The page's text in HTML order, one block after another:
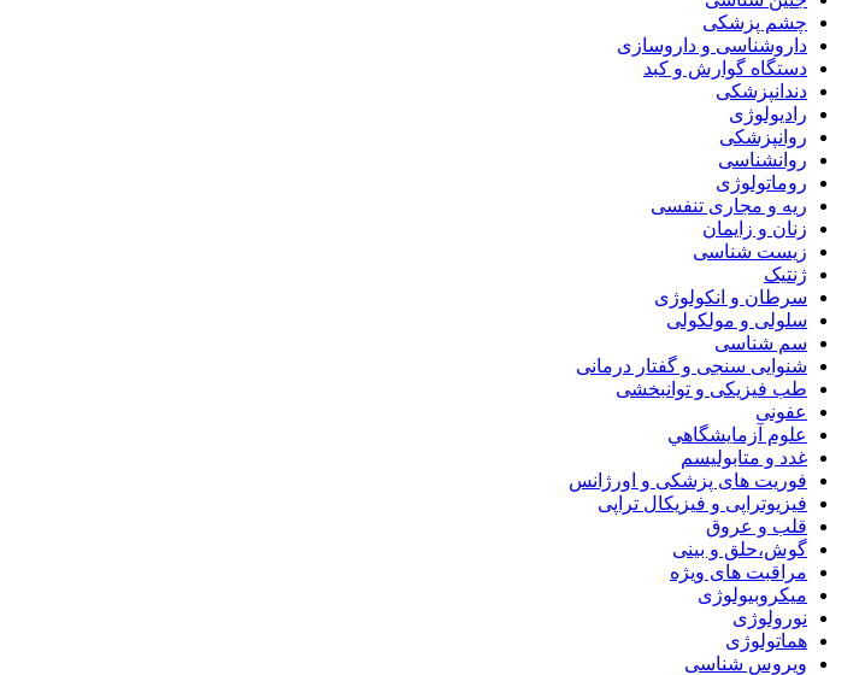
چشم پزشکی
داروشناسی و داروسازی
دستگاه گوارش و کبد
دندانپزشکی
رادیولوژی
روانپزشکی
روانشناسی
روماتولوژی
ریه و مجاری تنفسی
زنان و زایمان
زیست شناسی
ژنتیک
سرطان و انکولوژی
سلولی و مولکولی
سم شناسی
شنوایی سنجی و گفتار درمانی
طب فیزیکی و توانبخشی
عفونی
علوم آزمايشگاهي
غدد و متابولیسم
فوریت های پزشکی و اورژانس
فیزیوتراپی و فیزیکال تراپی
قلب و عروق
گوش،حلق و بینی
مراقبت های ویژه
میکروبیولوژی
نورولوژی
هماتولوژی
ویروس شناسی